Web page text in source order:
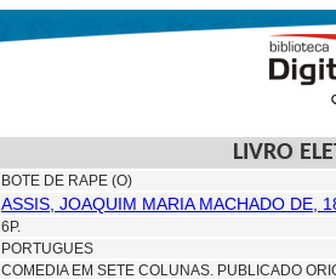
LIVRO
BOTE DE RAPE (O)
ASSIS, JOAQUIM MARIA MACHADO DE,
6P.
PORTUGUES
COMEDIA EM SETE COLUNAS. PUBLICADO